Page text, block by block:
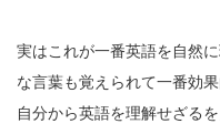
実はこれが一番英語を自然
な言葉も覚えられて一番効
自分から英語を理解せざる